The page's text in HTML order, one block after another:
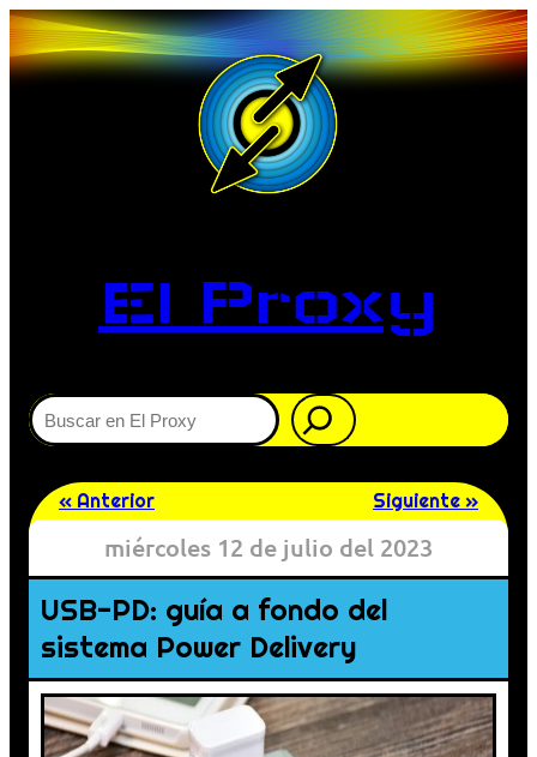
El Proxy
Buscar
« Anterior Siguiente »
miércoles 12 de julio del 2023
USB-PD: guía a fondo del
sistema Power Delivery